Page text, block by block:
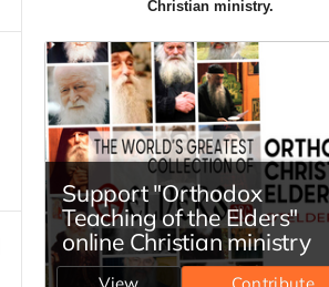
Christian ministry.